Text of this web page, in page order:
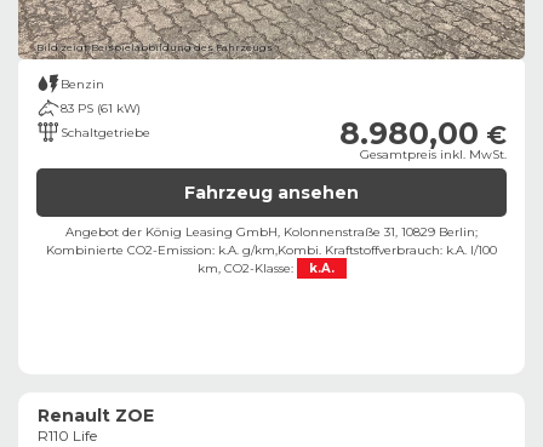
Bild zeigt Beispielabbildung des Fahrzeugs
Benzin
83 PS (61 kW)
Schaltgetriebe
8.980,00 €
Gesamtpreis inkl. MwSt.
Fahrzeug ansehen
Angebot der König Leasing GmbH, Kolonnenstraße 31, 10829 Berlin;
Kombinierte CO2-Emission: k.A. g/km,Kombi. Kraftstoffverbrauch: k.A. l/100
km, CO2-Klasse: k.A.
Renault ZOE
R110 Life